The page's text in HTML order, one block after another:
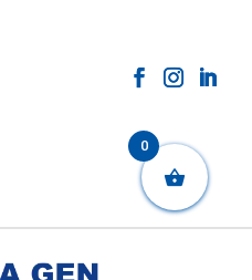
0